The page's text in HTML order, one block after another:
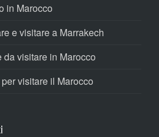
in Marocco
e visitare a Marrakech
visitare in Marocco
visitare il Marocco